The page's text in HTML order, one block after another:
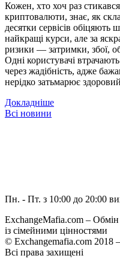
Кожен, хто хоч раз
криптовалюти, знає, як
десятки сервісів обіцяють
найкращі курси, але за
ризики — затримки, збої,
Одні користувачі
через жадібність, адже
нерідко затьмарює
Докладніше
Всі новини
Пн. - Пт. з 10:00 до 20:00
ExchangeMafia.com – Обмін
із сімейними цінностями
© Exchangemafia.com 2018 –
Всі права захищені